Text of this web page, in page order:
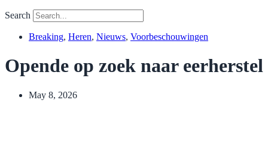
Search
Breaking, Heren, Nieuws, Voorbeschouwingen
Opende op zoek naar eerherstel
May 8, 2026